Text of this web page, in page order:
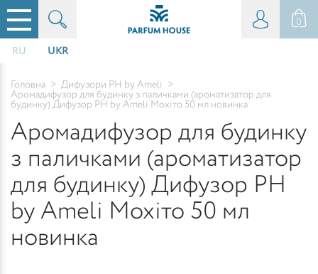
0
RU UKR
Головна > Дифузори PH by Ameli
>
Аромадифузор для будинку з паличками (ароматизатор для
будинку) Дифузор PH by Ameli Мохіто 50 мл новинка
Аромадифузор для будинку
з паличками (ароматизатор
для будинку) Дифузор PH
by Ameli Мохіто 50 мл
новинка